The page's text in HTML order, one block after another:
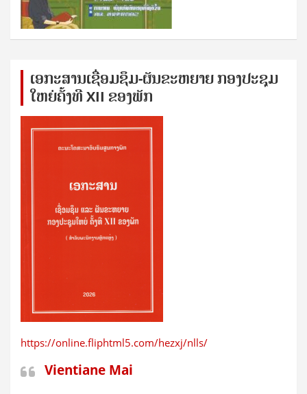
ເອກ​ະ​ສານ​ເຊ​ື່ອມ​ຊ​ຶມ-ຜັນ​ຂະ​ຫ​ຍາຍ ກອງ​ປະ​ຊຸມ​
ໃຫຍ່​ຄັ້ງ​ທີ XII ຂອງ​ພັກ
https://online.fliphtml5.com/hezxj/nlls/
Vientiane Mai